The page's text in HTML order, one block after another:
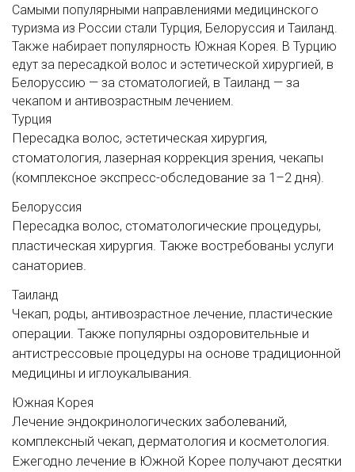
Самыми популярными направлениями медицинского
туризма из России стали Турция, Белоруссия и Таиланд.
Также набирает популярность Южная Корея. В Турцию
едут за пересадкой волос и эстетической хирургией, в
Белоруссию — за стоматологией, в Таиланд — за
чекапом и антивозрастным лечением.
Турция
Пересадка волос, эстетическая хирургия,
стоматология, лазерная коррекция зрения, чекапы
(комплексное экспресс-обследование за 1–2 дня).
Белоруссия
Пересадка волос, стоматологические процедуры,
пластическая хирургия. Также востребованы услуги
санаториев.
Таиланд
Чекап, роды, антивозрастное лечение, пластические
операции. Также популярны оздоровительные и
антистрессовые процедуры на основе традиционной
медицины и иглоукалывания.
Южная Корея
Лечение эндокринологических заболеваний,
комплексный чекап, дерматология и косметология.
Ежегодно лечение в Южной Корее получают десятки